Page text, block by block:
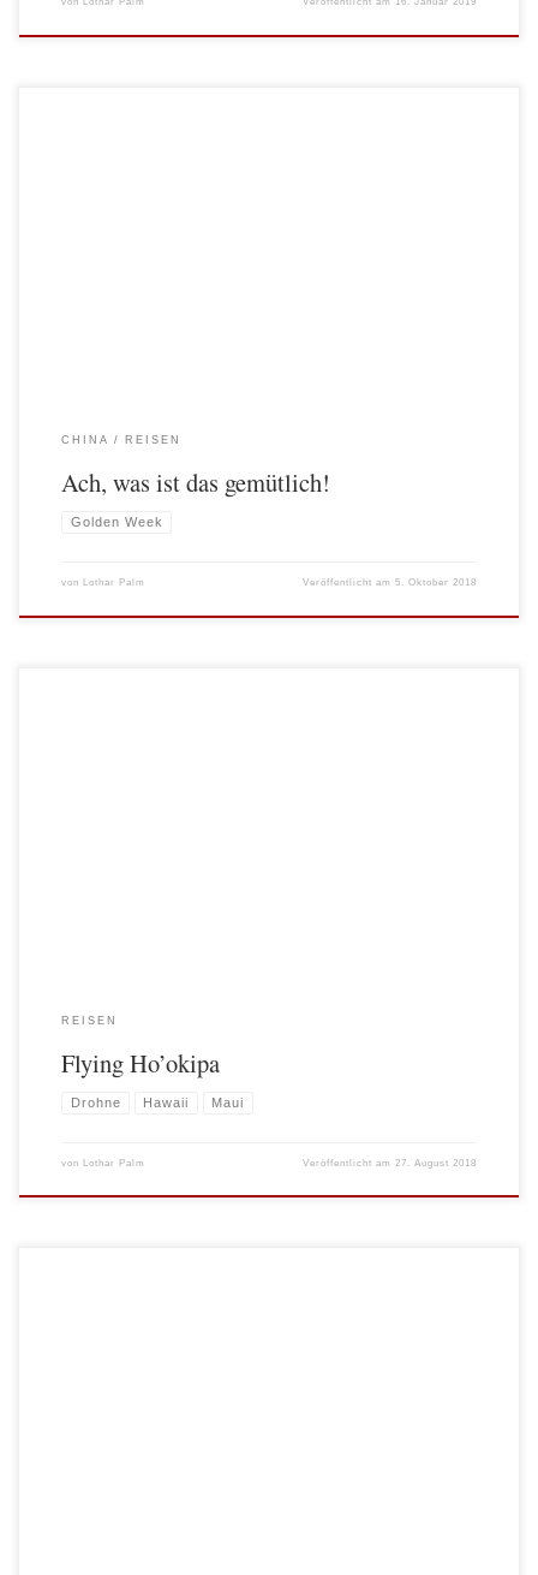
CHINA REISEN
Ach, was ist das gemütlich!
Golden Week
von Lothar Palm Veröffentlicht am5. Oktober 2018
REISEN
Flying Ho’okipa
Drohne Hawaii Maui
von Lothar Palm Veröffentlicht am27. August 2018